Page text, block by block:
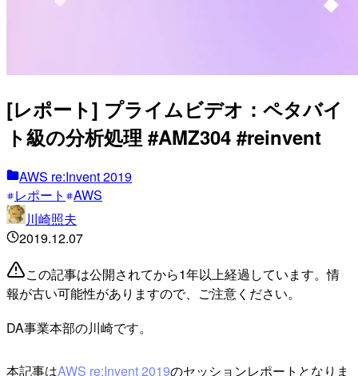
[レポート] プライムビデオ：ペタバイ
ト級の分析処理 #AMZ304 #reinvent
AWS re:Invent 2019
レポート
AWS
川崎照夫
2019.12.07
この記事は公開されてから1年以上経過しています。情
報が古い可能性がありますので、ご注意ください。
DA事業本部の川崎です。
本記事はAWS re:Invent 2019のセッションレポートとなりま